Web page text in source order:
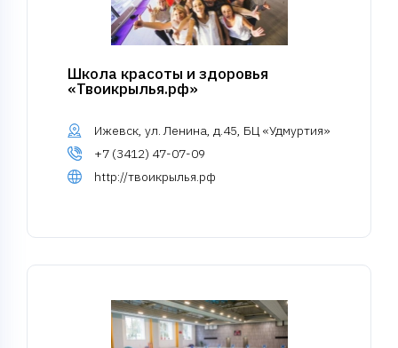
Школа красоты и здоровья
«Твоикрылья.рф»
Ижевск, ул. Ленина, д.45, БЦ «Удмуртия»
+7 (3412) 47-07-09
http://твоикрылья.рф